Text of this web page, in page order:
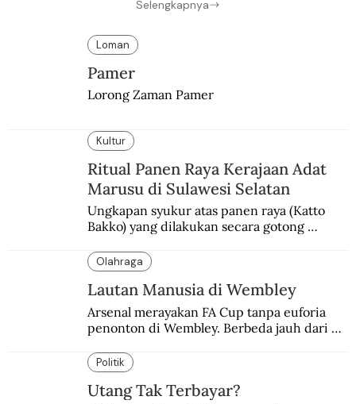
Selengkapnya
Loman
Pamer
Lorong Zaman Pamer
Kultur
Ritual Panen Raya Kerajaan Adat
Marusu di Sulawesi Selatan
Ungkapan syukur atas panen raya (Katto
Bakko) yang dilakukan secara gotong
Olahraga
Lautan Manusia di Wembley
Arsenal merayakan FA Cup tanpa euforia
penonton di Wembley. Berbeda jauh dari
silam.
Politik
Utang Tak Terbayar?